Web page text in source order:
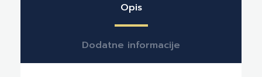
Opis
Dodatne informacije